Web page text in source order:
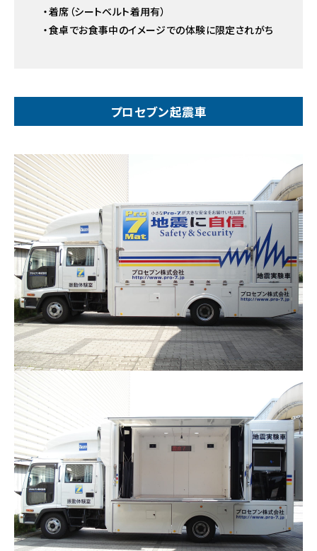
・着席（シートベルト着用有）
・食卓でお食事中のイメージでの体験に限定されがち
プロセブン起震車